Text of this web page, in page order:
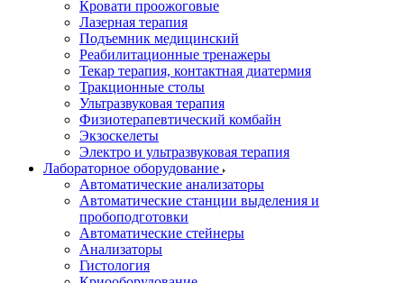
Кровати проожоговые
Лазерная терапия
Подъемник медицинский
Реабилитационные тренажеры
Текар терапия, контактная диатермия
Тракционные столы
Ультразвуковая терапия
Физиотерапевтический комбайн
Экзоскелеты
Электро и ультразвуковая терапия
Лабораторное оборудование
Автоматические анализаторы
Автоматические станции выделения и
пробоподготовки
Автоматические стейнеры
Анализаторы
Гистология